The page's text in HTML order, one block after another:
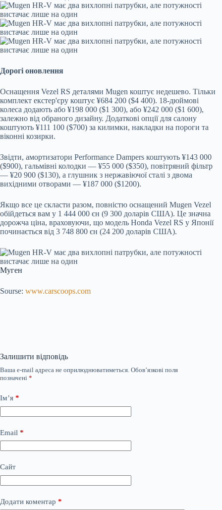
Дорогі оновлення
Оснащення Vezel RS деталями Mugen коштує недешево. Тільки
комплект екстер'єру коштує ¥684 200 ($4 400). 18-дюймові
колеса додають або ¥198 000 ($1 300), або ¥242 000 ($1 600),
залежно від обраного дизайну. Додаткові опції для салону
коштують ¥111 100 ($700) за килимки, накладки на пороги та
віконні козирки.
Звідти, амортизатори Performance Dampers коштують ¥143 000
($900), гальмівні колодки — ¥55 000 ($350), повітряний фільтр
— ¥20 900 ($130), а глушник з нержавіючої сталі з двома
вихідними отворами — ¥187 000 ($1200).
Якщо все це скласти разом, повністю оснащений Mugen Vezel
обійдеться вам у 1 444 000 єн (9 300 доларів США). Це значна
дорожча ціна, враховуючи, що модель Honda Vezel RS у Японії
починається від 3 748 800 єн (24 200 доларів США).
Муген
Sourse: www.carscoops.com
Залишити відповідь
Ваша e-mail адреса не оприлюднюватиметься. Обов’язкові поля
позначені *
Ім’я *
Email *
Сайт
Додати коментар *